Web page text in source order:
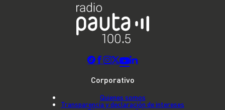
Corporativo
Quienes somos
Transparencia y declaración de intereses